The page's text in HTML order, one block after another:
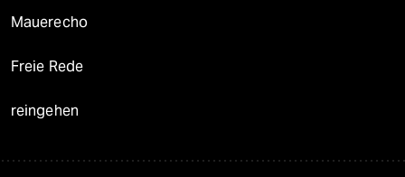
Mauerecho
Freie Rede
reingehen